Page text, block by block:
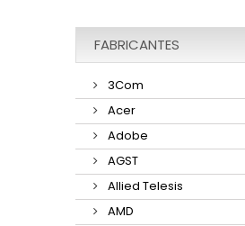
FABRICANTES
3Com
Acer
Adobe
AGST
Allied Telesis
AMD